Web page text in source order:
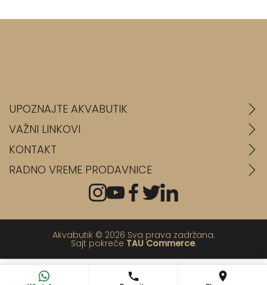
UPOZNAJTE AKVABUTIK
VAŽNI LINKOVI
KONTAKT
RADNO VREME PRODAVNICE
Akvabutik © 2026 Sva prava zadržana.
Sajt pokreće TAU Commerce.
💬 📞 📍